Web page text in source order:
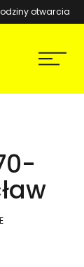
się w nowym
otwarcia
Menu